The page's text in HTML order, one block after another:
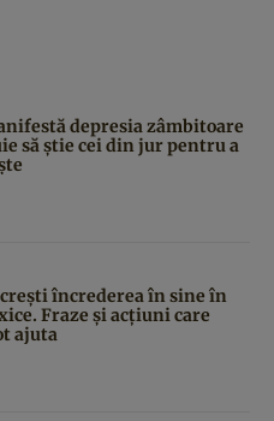
depresia zâmbitoare
să știe cei din jur pentru a
încrederea în sine în
Fraze și acțiuni care
ajuta